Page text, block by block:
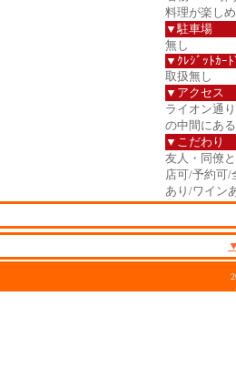
料理が楽し
▼駐車場
無し
▼ｸﾚｼﾞｯﾄｶｰﾄ
取扱無し
▼アクセス
ライオン通
の中間にあ
▼こだわり
友人・同僚
店可/予約可/
あり/ワイン